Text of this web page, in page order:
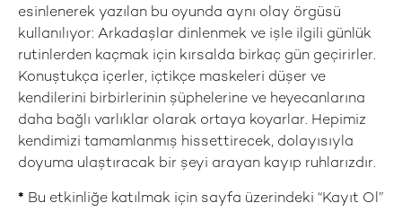
esinlenerek yazılan bu oyunda aynı olay örgüsü
kullanılıyor: Arkadaşlar dinlenmek ve işle ilgili günlük
rutinlerden kaçmak için kırsalda birkaç gün geçirirler.
Konuştukça içerler, içtikçe maskeleri düşer ve
kendilerini birbirlerinin şüphelerine ve heyecanlarına
daha bağlı varlıklar olarak ortaya koyarlar. Hepimiz
kendimizi tamamlanmış hissettirecek, dolayısıyla
doyuma ulaştıracak bir şeyi arayan kayıp ruhlarızdır.
* Bu etkinliğe katılmak için sayfa üzerindeki “Kayıt Ol”